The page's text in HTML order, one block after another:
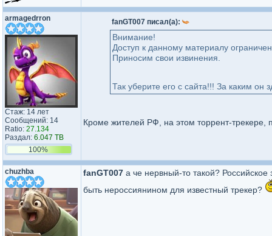
armagedrron
Стаж: 14 лет
Сообщений: 14
Ratio: 27.134
Раздал: 6.047 TB
100%
fanGT007 писал(а):
Внимание!
Доступ к данному материалу
Приносим свои извинения.
Так уберите его с сайта!!! За каким он
Кроме жителей РФ, на этом торрент-трекере,
chuzhba fanGT007 а че нервный-то такой? Российское
быть нероссиянином для известный трекер?